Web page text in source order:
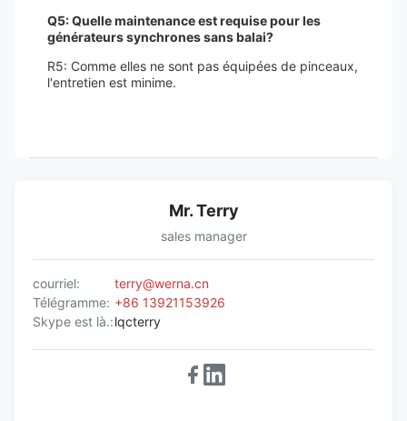
Q5: Quelle maintenance est requise pour les
générateurs synchrones sans balai?
R5: Comme elles ne sont pas équipées de pinceaux,
l'entretien est minime.
Mr. Terry
sales manager
courriel:
terry@werna.cn
Télégramme: +86 13921153926
Skype est là.:lqcterry